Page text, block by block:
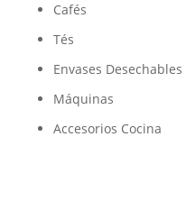
Cafés
Tés
Envases Desechables
Máquinas
Accesorios Cocina